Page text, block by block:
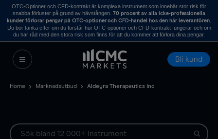
OTC-Optioner och CFD-kontrakt är komplexa instrument som innebär stor risk för
snabba förluster på grund av hävstången. 70 procent av alla icke-professionella
kunder förlorar pengar på OTC-optioner och CFD-handel hos den här leverantören.
Du bör tänka efter om du förstår hur OTC-optioner och CFD-kontrakt fungerar och om
du har råd med den stora risk som finns för att du kommer att förlora dina pengar.
Bli kund
Home Marknadsutbud Aldeyra Therapeutics Inc